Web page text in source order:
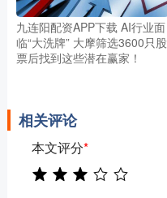
九连阳配资APP下载 AI行业面
临“大洗牌” 大摩筛选3600只股
票后找到这些潜在赢家！
相关评论
本文评分*